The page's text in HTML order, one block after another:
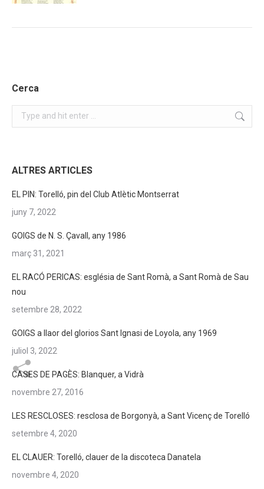
Cerca
Search:
ALTRES ARTICLES
EL PIN: Torelló, pin del Club Atlètic Montserrat
juny 7, 2022
GOIGS de N. S. Çavall, any 1986
març 31, 2021
EL RACÓ PERICAS: església de Sant Romà, a Sant Romà de Sau
nou
setembre 28, 2022
GOIGS a llaor del glorios Sant Ignasi de Loyola, any 1969
juliol 3, 2022
CASES DE PAGÈS: Blanquer, a Vidrà
novembre 27, 2016
LES RESCLOSES: resclosa de Borgonyà, a Sant Vicenç de Torelló
setembre 4, 2020
EL CLAUER: Torelló, clauer de la discoteca Danatela
novembre 4, 2020